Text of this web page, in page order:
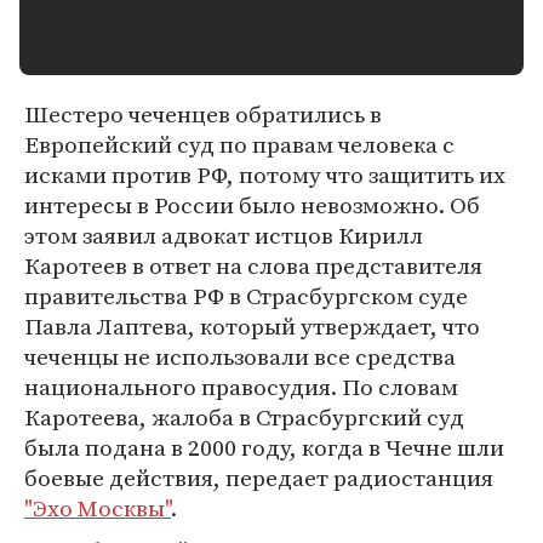
Шестеро чеченцев обратились в
Европейский суд по правам человека с
исками против РФ, потому что защитить их
интересы в России было невозможно. Об
этом заявил адвокат истцов Кирилл
Каротеев в ответ на слова представителя
правительства РФ в Страсбургском суде
Павла Лаптева, который утверждает, что
чеченцы не использовали все средства
национального правосудия. По словам
Каротеева, жалоба в Страсбургский суд
была подана в 2000 году, когда в Чечне шли
боевые действия, передает радиостанция
"Эхо Москвы".